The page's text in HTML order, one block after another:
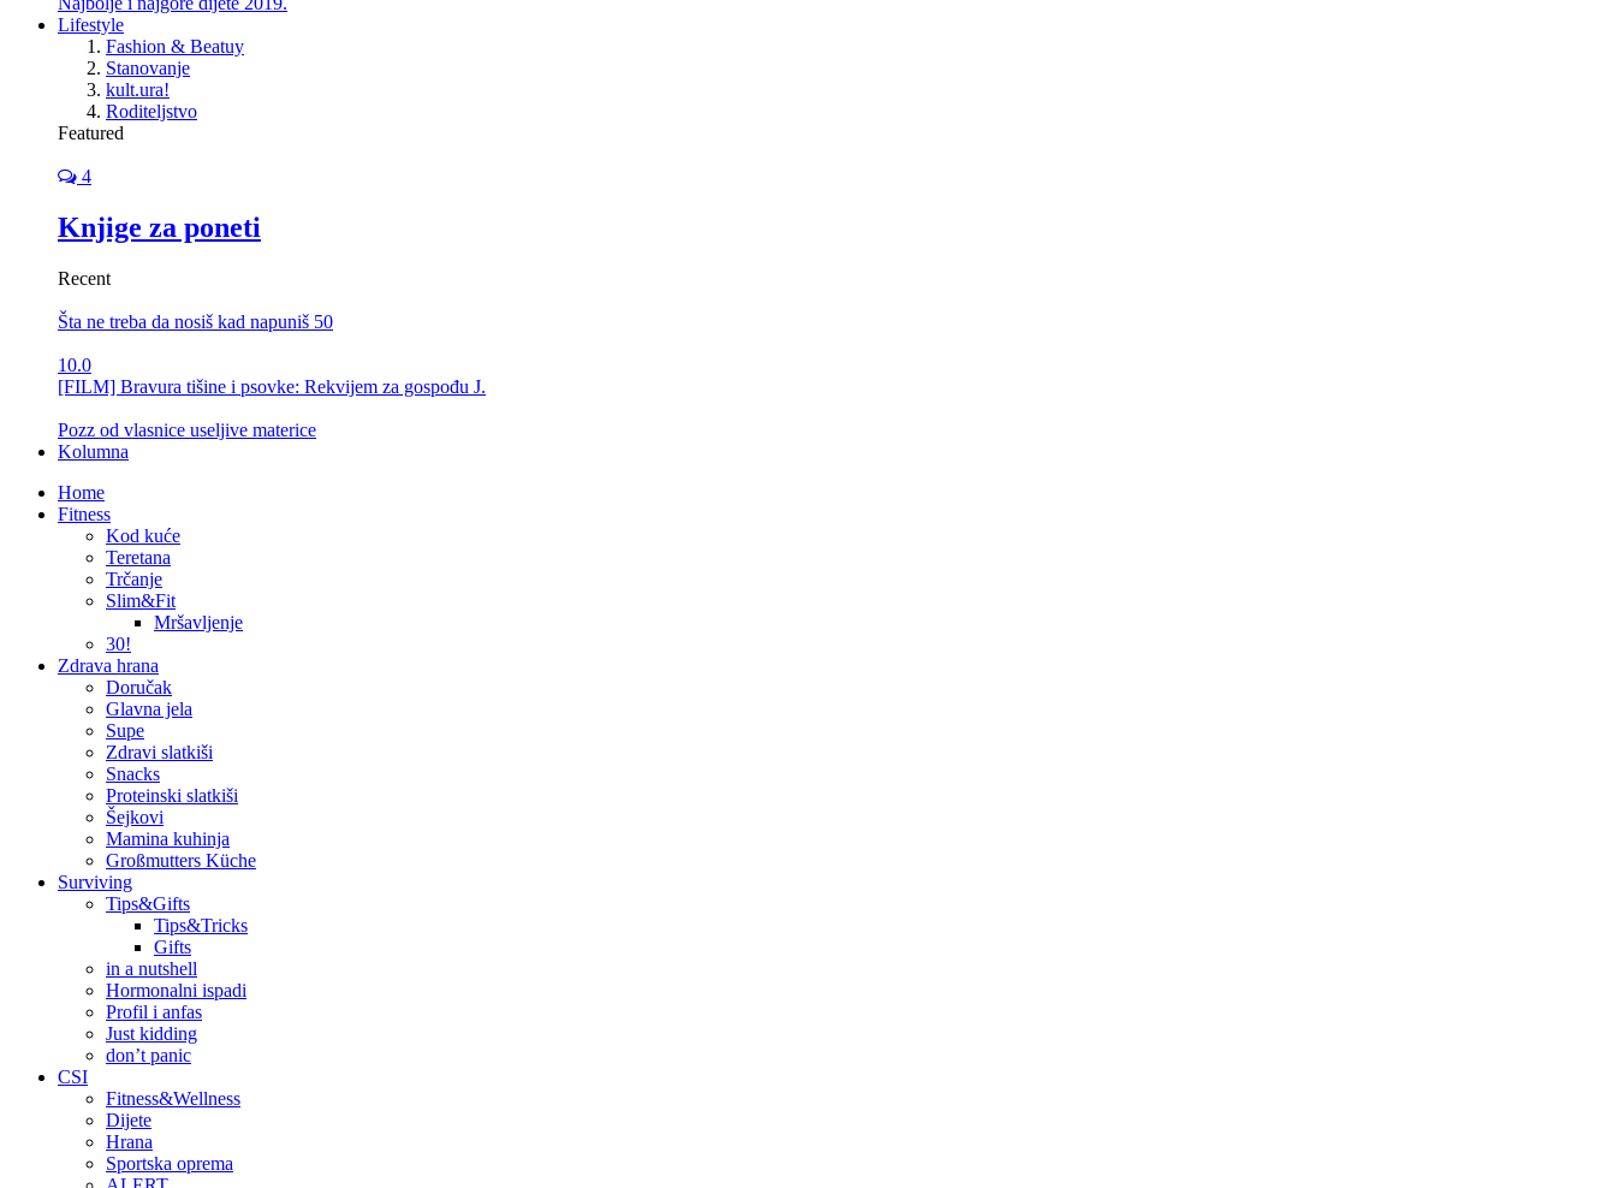
Lifestyle
Fashion & Beatuy
Stanovanje
kult.ura!
Roditeljstvo
Featured
4
Knjige za poneti
Recent
Šta ne treba da nosiš kad napuniš 50
10.0
[FILM] Bravura tišine i psovke: Rekvijem za gospođu J.
Pozz od vlasnice useljive materice
Kolumna
Home
Fitness
Kod kuće
Teretana
Trčanje
Slim&Fit
Mršavljenje
30!
Zdrava hrana
Doručak
Glavna jela
Supe
Zdravi slatkiši
Snacks
Proteinski slatkiši
Šejkovi
Mamina kuhinja
Großmutters Küche
Surviving
Tips&Gifts
Tips&Tricks
Gifts
in a nutshell
Hormonalni ispadi
Profil i anfas
Just kidding
don’t panic
CSI
Fitness&Wellness
Dijete
Hrana
Sportska oprema